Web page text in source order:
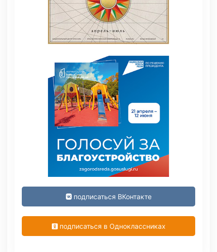
подписаться ВКонтакте
подписаться в Одноклассниках